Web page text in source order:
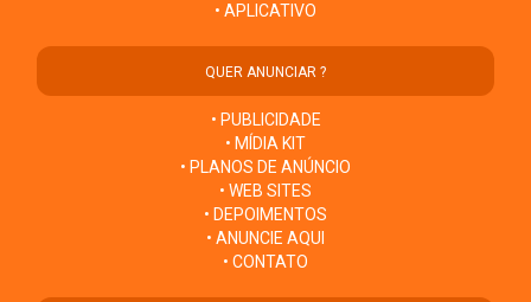
• APLICATIVO
QUER ANUNCIAR ?
• PUBLICIDADE
• MÍDIA KIT
• PLANOS DE ANÚNCIO
• WEB SITES
• DEPOIMENTOS
• ANUNCIE AQUI
• CONTATO